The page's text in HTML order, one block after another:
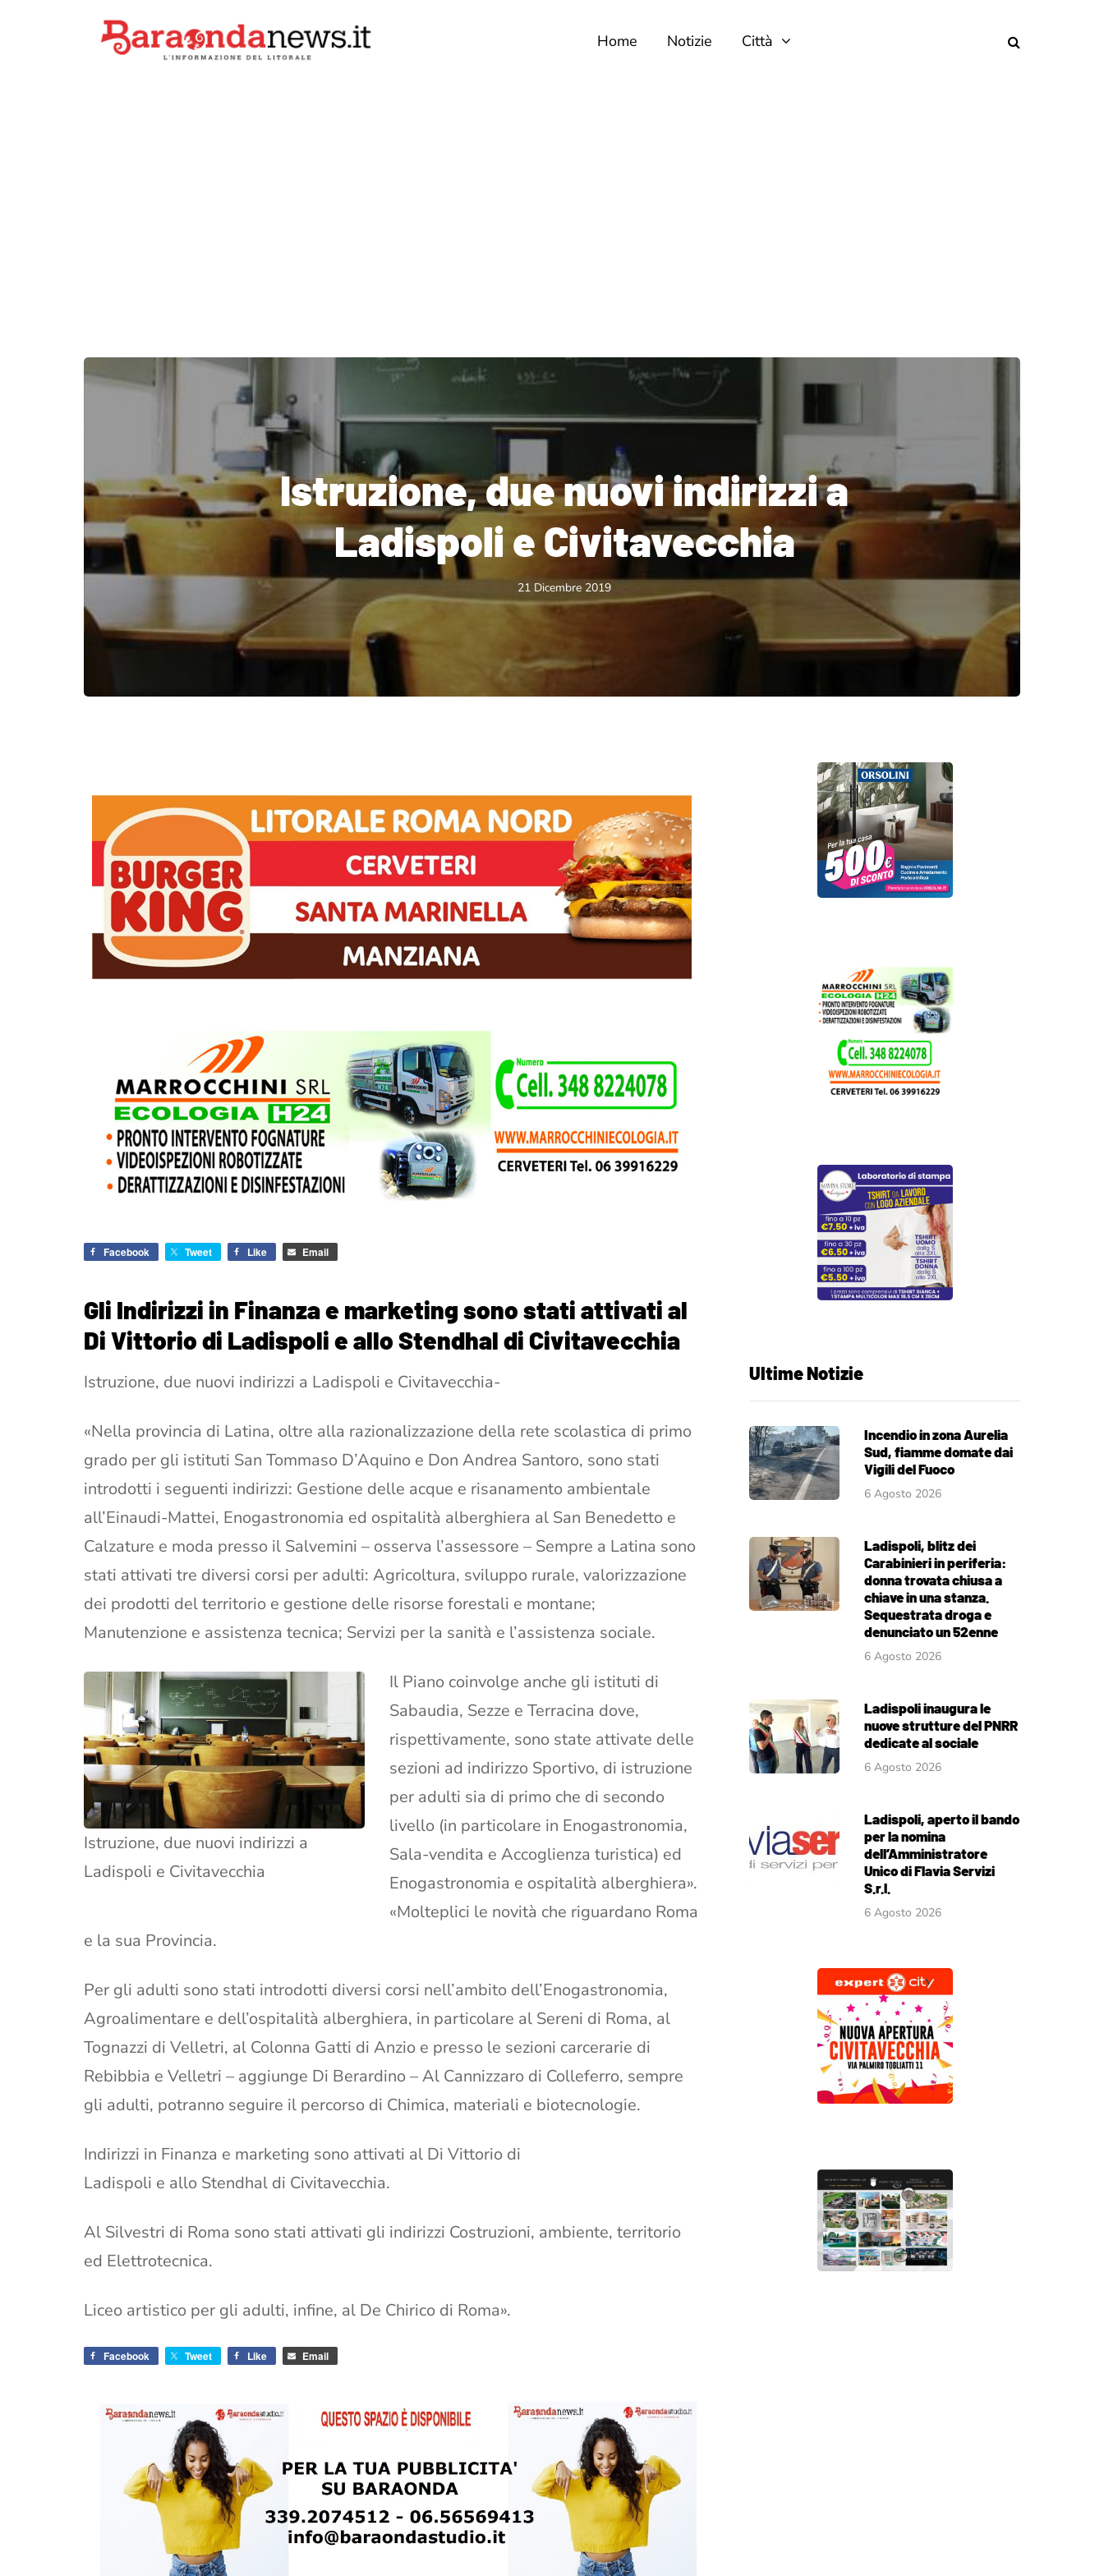
Home Notizie Città
Istruzione, due nuovi indirizzi a
Ladispoli e Civitavecchia
21 Dicembre 2019
Facebook Tweet Like Email
Gli Indirizzi in Finanza e marketing sono stati attivati al
Di Vittorio di Ladispoli e allo Stendhal di Civitavecchia
Istruzione, due nuovi indirizzi a Ladispoli e Civitavecchia-
«Nella provincia di Latina, oltre alla razionalizzazione della rete scolastica di primo
grado per gli istituti San Tommaso D’Aquino e Don Andrea Santoro, sono stati
introdotti i seguenti indirizzi: Gestione delle acque e risanamento ambientale
all’Einaudi-Mattei, Enogastronomia ed ospitalità alberghiera al San Benedetto e
Calzature e moda presso il Salvemini – osserva l’assessore – Sempre a Latina sono
stati attivati tre diversi corsi per adulti: Agricoltura, sviluppo rurale, valorizzazione
dei prodotti del territorio e gestione delle risorse forestali e montane;
Manutenzione e assistenza tecnica; Servizi per la sanità e l’assistenza sociale.
Istruzione, due nuovi indirizzi a
Ladispoli e Civitavecchia
Il Piano coinvolge anche gli istituti di
Sabaudia, Sezze e Terracina dove,
rispettivamente, sono state attivate delle
sezioni ad indirizzo Sportivo, di istruzione
per adulti sia di primo che di secondo
livello (in particolare in Enogastronomia,
Sala-vendita e Accoglienza turistica) ed
Enogastronomia e ospitalità alberghiera».
«Molteplici le novità che riguardano Roma
e la sua Provincia.
Per gli adulti sono stati introdotti diversi corsi nell’ambito dell’Enogastronomia,
Agroalimentare e dell’ospitalità alberghiera, in particolare al Sereni di Roma, al
Tognazzi di Velletri, al Colonna Gatti di Anzio e presso le sezioni carcerarie di
Rebibbia e Velletri – aggiunge Di Berardino – Al Cannizzaro di Colleferro, sempre
gli adulti, potranno seguire il percorso di Chimica, materiali e biotecnologie.
Indirizzi in Finanza e marketing sono attivati al Di Vittorio di
Ladispoli e allo Stendhal di Civitavecchia.
Al Silvestri di Roma sono stati attivati gli indirizzi Costruzioni, ambiente, territorio
ed Elettrotecnica.
Liceo artistico per gli adulti, infine, al De Chirico di Roma».
Facebook Tweet Like Email
Ultime Notizie
Incendio in zona Aurelia
Sud, fiamme domate dai
Vigili del Fuoco
6 Agosto 2026
Ladispoli, blitz dei
Carabinieri in periferia:
donna trovata chiusa a
chiave in una stanza.
Sequestrata droga e
denunciato un 52enne
6 Agosto 2026
Ladispoli inaugura le
nuove strutture del PNRR
dedicate al sociale
6 Agosto 2026
Ladispoli, aperto il bando
per la nomina
dell’Amministratore
Unico di Flavia Servizi
S.r.l.
6 Agosto 2026